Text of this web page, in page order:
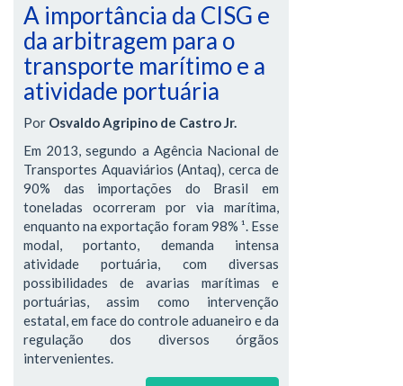
A importância da CISG e
da arbitragem para o
transporte marítimo e a
atividade portuária
Por Osvaldo Agripino de Castro Jr.
Em 2013, segundo a Agência Nacional de
Transportes Aquaviários (Antaq), cerca de
90% das importações do Brasil em
toneladas ocorreram por via marítima,
enquanto na exportação foram 98% ¹. Esse
modal, portanto, demanda intensa
atividade portuária, com diversas
possibilidades de avarias marítimas e
portuárias, assim como intervenção
estatal, em face do controle aduaneiro e da
regulação dos diversos órgãos
intervenientes.